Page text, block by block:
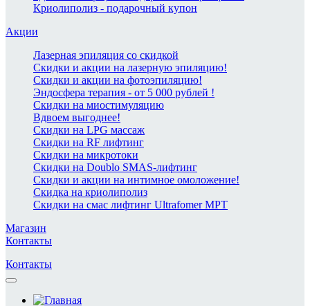
Криолиполиз - подарочный купон
Акции
Лазерная эпиляция со скидкой
Скидки и акции на лазерную эпиляцию!
Скидки и акции на фотоэпиляцию!
Эндосфера терапия - от 5 000 рублей !
Скидки на миостимуляцию
Вдвоем выгоднее!
Скидки на LPG массаж
Скидки на RF лифтинг
Скидки на микротоки
Скидки на Doublo SMAS-лифтинг
Скидки и акции на интимное омоложение!
Скидка на криолиполиз
Скидки на смас лифтинг Ultrafomer MPT
Магазин
Контакты
Контакты